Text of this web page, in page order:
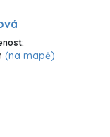
(na mapě)